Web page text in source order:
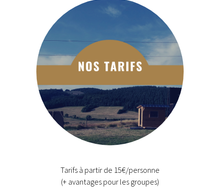
Tarifs à partir de 15€/personne
(+ avantages pour les groupes)